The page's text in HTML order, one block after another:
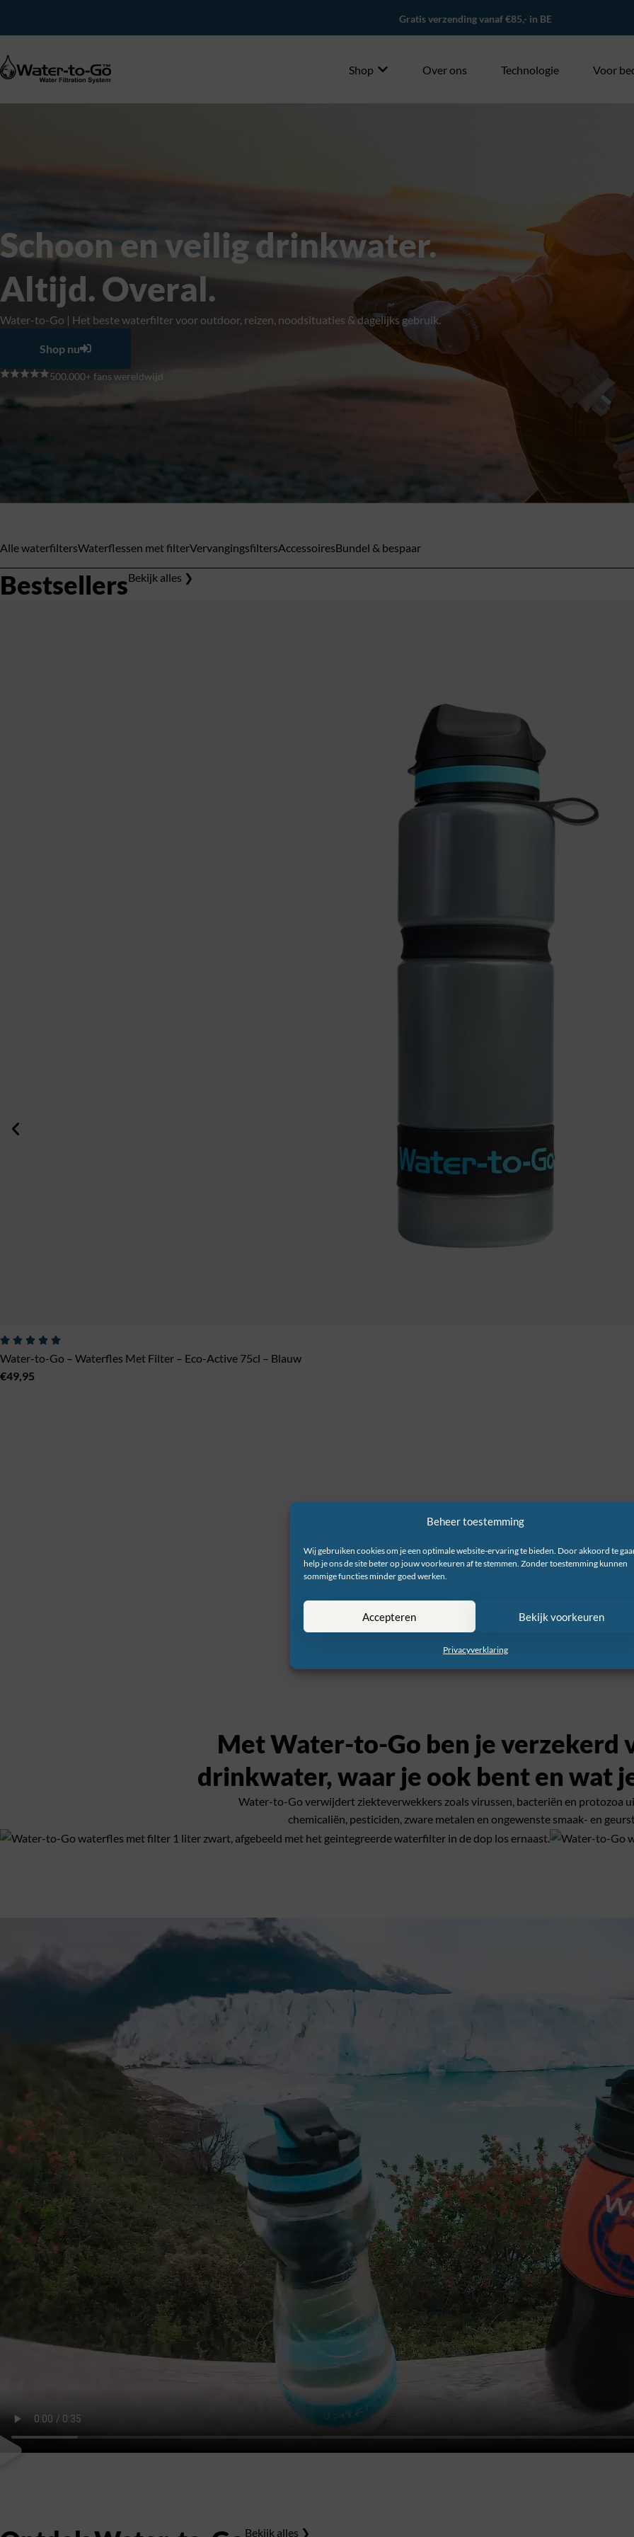
Beheer toestemming
Wij gebruiken cookies om je een optimale website-ervaring te bieden. Door akkoord te
help je ons de site beter op jouw voorkeuren af te stemmen. Zonder toestemming kunnen
sommige functies minder goed werken.
Accepteren Bekijk voorkeuren
Privacyverklaring
Op werkdagen vóór 21:00 besteld = morgen
Shop Over ons Technologie Voor
Schoon en veilig drinkwater.
Altijd. Overal.
Water-to-Go | Het beste waterfilter voor outdoor, reizen, noodsituaties & dagelijks gebruik.
Shop nu
500.000+ fans wereldwijd
Alle waterfiltersWaterflessen met filterVervangingsfiltersAccessoiresBundel & bespaar
BestsellersBekijk alles ❯
Water-to-Go – Waterfles Met Filter – Eco-Active 75cl – Blauw
€49,95
Met Water-to-Go ben je verzekerd
drinkwater, waar je ook bent en wat
Water-to-Go verwijdert ziekteverwekkers zoals virussen, bacteriën en protozoa
chemicaliën, pesticiden, zware metalen en ongewenste smaak- en
Bekijk alles ❯